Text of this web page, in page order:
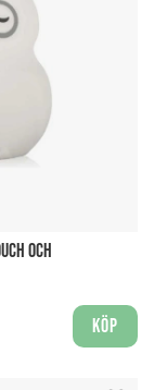
OCH
Köp